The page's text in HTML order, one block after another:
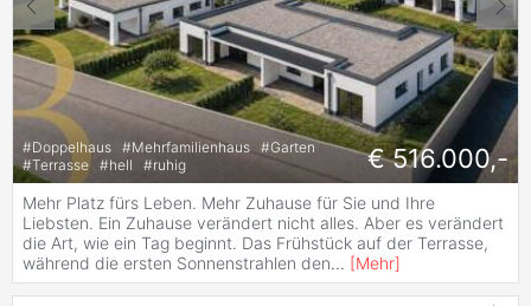
#Doppelhaus #Mehrfamilienhaus #Garten
#Terrasse #hell #ruhig € 516.000,-
Mehr Platz fürs Leben. Mehr Zuhause für Sie und Ihre
Liebsten. Ein Zuhause verändert nicht alles. Aber es verändert
die Art, wie ein Tag beginnt. Das Frühstück auf der Terrasse,
während die ersten Sonnenstrahlen den... [Mehr]